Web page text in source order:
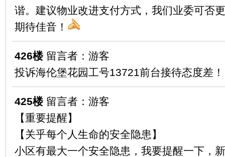
谐。建议物业改进支付方式，我们业委可否
期待佳音！
426楼留言者：游客
投诉海伦堡花园工号13721前台接待态度差！
425楼留言者：游客
【重要提醒】
【关乎每个人生命的安全隐患】
小区有最大一个安全隐患，我要提醒一下，